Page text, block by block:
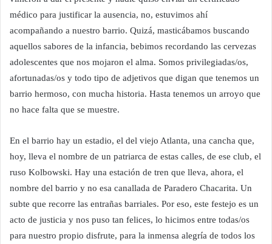
médico para justificar la ausencia, no, estuvimos ahí
acompañando a nuestro barrio. Quizá, masticábamos buscando
aquellos sabores de la infancia, bebimos recordando las cervezas
adolescentes que nos mojaron el alma. Somos privilegiadas/os,
afortunadas/os y todo tipo de adjetivos que digan que tenemos un
barrio hermoso, con mucha historia. Hasta tenemos un arroyo que
no hace falta que se muestre.
En el barrio hay un estadio, el del viejo Atlanta, una cancha que,
hoy, lleva el nombre de un patriarca de estas calles, de ese club, el
ruso Kolbowski. Hay una estación de tren que lleva, ahora, el
nombre del barrio y no esa canallada de Paradero Chacarita. Un
subte que recorre las entrañas barriales. Por eso, este festejo es un
acto de justicia y nos puso tan felices, lo hicimos entre todas/os
para nuestro propio disfrute, para la inmensa alegría de todos los